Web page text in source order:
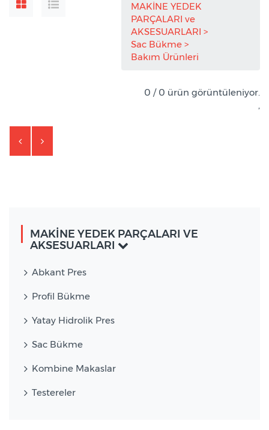
MAKİNE YEDEK
PARÇALARI ve
AKSESUARLARI
Sac Bükme
Bakım Ürünleri
0 / 0 ürün görüntüleniyor.
,
MAKİNE YEDEK PARÇALARI VE
AKSESUARLARI
Abkant Pres
Profil Bükme
Yatay Hidrolik Pres
Sac Bükme
Kombine Makaslar
Testereler